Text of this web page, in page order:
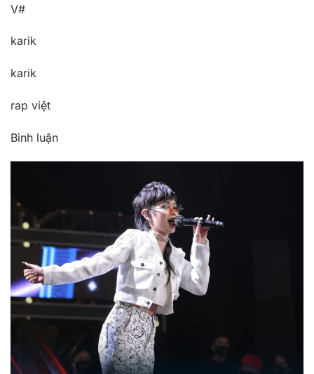
V#
karik
karik
rap việt
Bình luận